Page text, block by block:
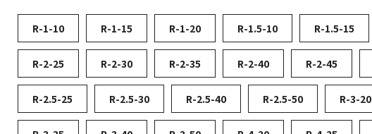
R-1-10 R-1-15 R-1-20 R-1.5-10 R-1.5-15
R-2-25 R-2-30 R-2-35 R-2-40 R-2-45
R-2.5-25 R-2.5-30 R-2.5-40 R-2.5-50 R-3-20